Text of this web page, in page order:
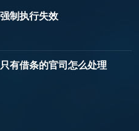
制执行失效
有借条的官司怎么处理